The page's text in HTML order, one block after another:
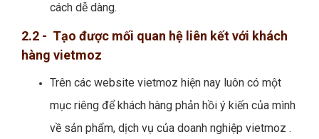
cách dễ dàng.
2.2 - Tạo được mối quan hệ liên kết với khách
hàng vietmoz
Trên các website vietmoz hiện nay luôn có một
mục riêng để khách hàng phản hồi ý kiến của mình
về sản phẩm, dịch vụ của doanh nghiệp vietmoz .